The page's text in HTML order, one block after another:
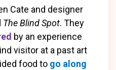
Cate and designer
The Blind Spot. They
by an experience
visitor at a past art
food to go along